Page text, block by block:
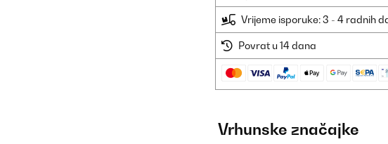
Vrijeme isporuke: 3 - 4 radnih
Povrat u 14 dana
Vrhunske značajke